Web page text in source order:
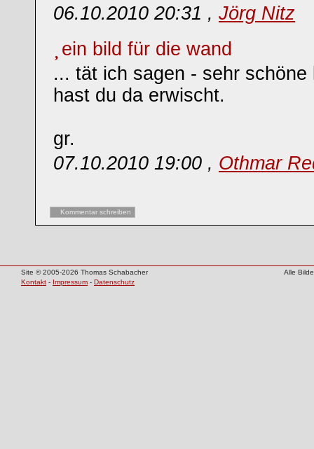
06.10.2010 20:31 , Jörg Nitz
ein bild für die wand
... tät ich sagen - sehr schöne
hast du da erwischt.
gr.
07.10.2010 19:00 , Othmar
Kommentar schreiben
Site © 2005-2026 Thomas Schabacher
Alle
Kontakt - Impressum - Datenschutz